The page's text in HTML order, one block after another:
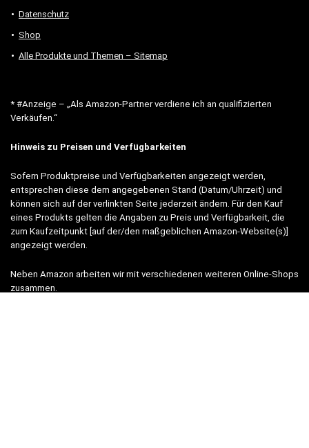
Datenschutz
Shop
Alle Produkte und Themen – Sitemap
* #Anzeige – „Als Amazon-Partner verdiene ich an qualifizierten
Verkäufen.“
Hinweis zu Preisen und Verfügbarkeiten
Sofern Produktpreise und Verfügbarkeiten angezeigt werden,
entsprechen diese dem angegebenen Stand (Datum/Uhrzeit) und
können sich auf der verlinkten Seite jederzeit ändern. Für den Kauf
eines Produkts gelten die Angaben zu Preis und Verfügbarkeit, die
zum Kaufzeitpunkt [auf der/den maßgeblichen Amazon-Website(s)]
angezeigt werden.
Neben Amazon arbeiten wir mit verschiedenen weiteren Online-Shops
zusammen.